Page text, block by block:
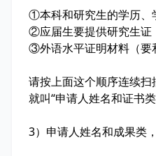
①本科和研究生的学历、
②应届生要提供研究生证
③外语水平证明材料（要
请按上面这个顺序连续扫
就叫“申请人姓名和证书类
3）申请人姓名和成果类